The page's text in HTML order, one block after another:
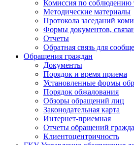
Комиссия по соблюдению
Методические материалы
Протокола заседаний
Формы документов,
Отчеты
Обратная связь для
Обращения граждан
Документы
Порядок и время приема
Установленные формы
Порядок обжалования
Обзоры обращений лиц
Законодательная карта
Интернет-приемная
Отчеты обращений
Клиентоцентричность